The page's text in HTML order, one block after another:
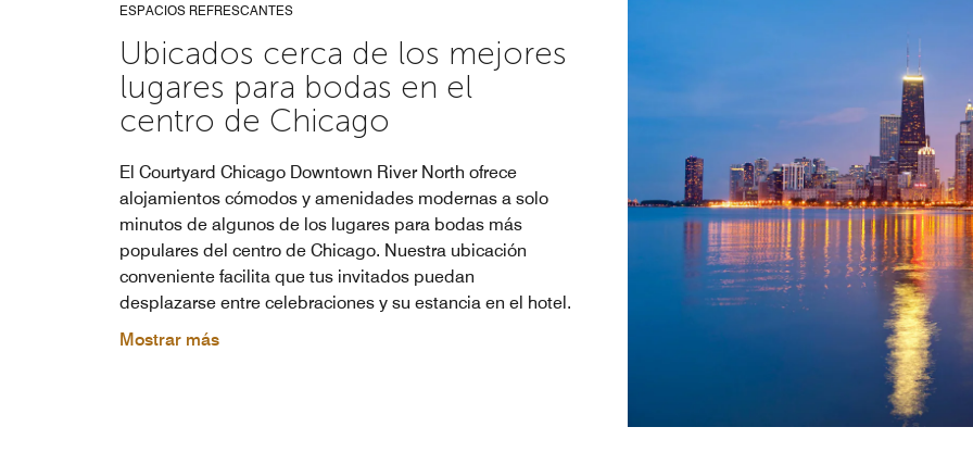
ESPACIOS REFRESCANTES
Ubicados cerca de los mejores
lugares para bodas en el
centro de Chicago
El Courtyard Chicago Downtown River North ofrece
alojamientos cómodos y amenidades modernas a solo
minutos de algunos de los lugares para bodas más
populares del centro de Chicago. Nuestra ubicación
conveniente facilita que tus invitados puedan
desplazarse entre celebraciones y su estancia en el hotel.
Mostrar más